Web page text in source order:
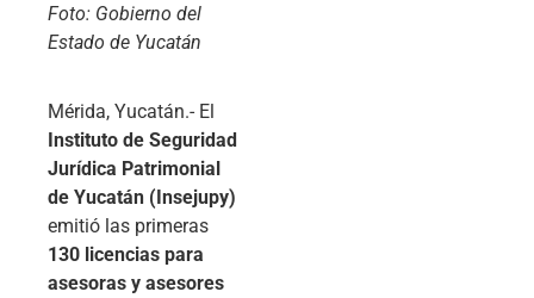
Foto: Gobierno del
Estado de Yucatán
Mérida, Yucatán.- El
Instituto de Seguridad
Jurídica Patrimonial
de Yucatán (Insejupy)
emitió las primeras
130 licencias para
asesoras y asesores